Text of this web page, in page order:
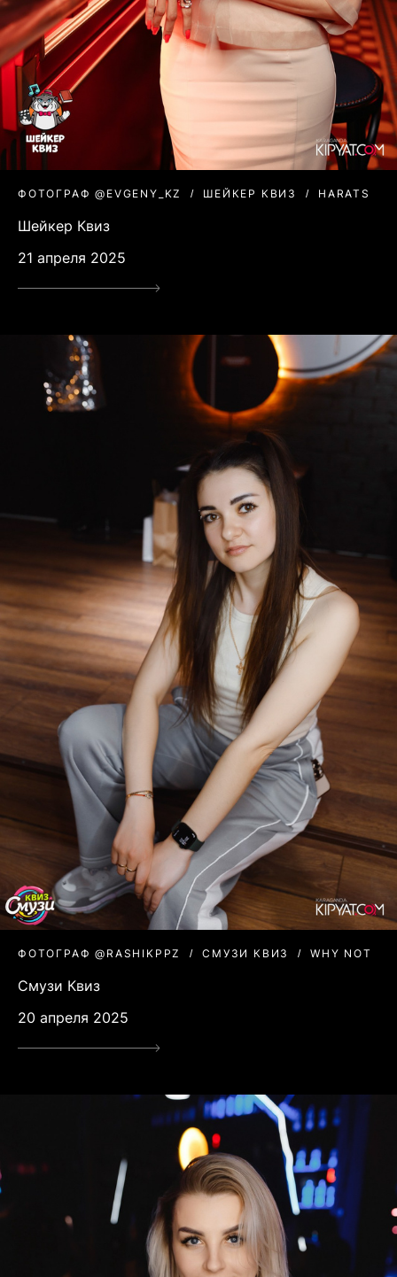
ФОТОГРАФ @EVGENY_KZ ШЕЙКЕР КВИЗ HARATS
Шейкер Квиз
21 апреля 2025
ФОТОГРАФ @RASHIKPPZ СМУЗИ КВИЗ WHY NOT
Смузи Квиз
20 апреля 2025